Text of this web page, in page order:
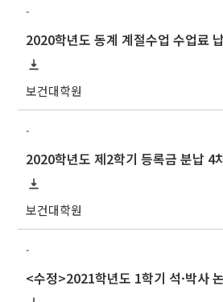
-
2020학년도 동계 계절수업 수업료
보건대학원
-
보건대학원
-